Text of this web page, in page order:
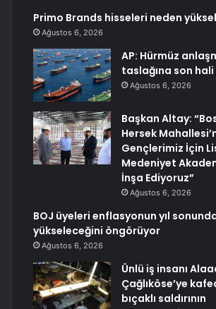
Primo Brands hisseleri neden
Ağustos 6, 2026
AP: Hürmüz
taslağına son
Ağustos 6, 2026
Başkan Altay:
Hersek
Gençlerimiz İçin
Medeniyet
İnşa Ediyoruz”
Ağustos 6, 2026
BOJ üyeleri enflasyonun yıl
yükseleceğini öngörüyor
Ağustos 6, 2026
Ünlü iş insanı
Çağlıköse’ye
bıçaklı saldırının